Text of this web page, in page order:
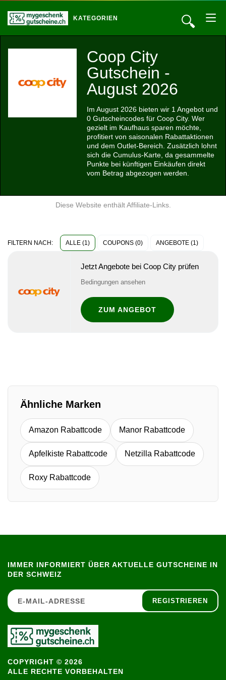
🔍
KATEGORIEN
Coop City
Gutschein -
August 2026
Im August 2026 bieten wir 1 Angebot und
0 Gutscheincodes für Coop City. Wer
gezielt im Kaufhaus sparen möchte,
profitiert von saisonalen Rabattaktionen
und dem Outlet-Bereich. Zusätzlich lohnt
sich die Cumulus-Karte, da gesammelte
Punkte bei künftigen Einkäufen direkt
vom Betrag abgezogen werden.
Diese Website enthält Affiliate-Links.
FILTERN NACH: ALLE (1) COUPONS (0) ANGEBOTE (1)
Jetzt Angebote bei Coop City prüfen
Bedingungen ansehen
ZUM ANGEBOT
Ähnliche Marken
Amazon Rabattcode Manor Rabattcode
Apfelkiste Rabattcode Netzilla Rabattcode
Roxy Rabattcode
COPYRIGHT © 2026
ALLE RECHTE VORBEHALTEN
IMMER INFORMIERT ÜBER AKTUELLE GUTSCHEINE IN
DER SCHWEIZ
REGISTRIEREN